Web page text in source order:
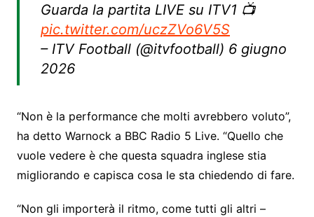
Guarda la partita LIVE su ITV1 📺
pic.twitter.com/uczZVo6V5S
– ITV Football (@itvfootball) 6 giugno
2026
“Non è la performance che molti avrebbero voluto”,
ha detto Warnock a BBC Radio 5 Live. “Quello che
vuole vedere è che questa squadra inglese stia
migliorando e capisca cosa le sta chiedendo di fare.
“Non gli importerà il ritmo, come tutti gli altri –